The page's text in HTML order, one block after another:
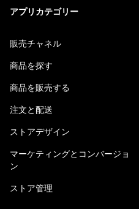
アプリカテゴリー
販売チャネル
商品を探す
商品を販売する
注文と配送
ストアデザイン
マーケティングとコンバージョ
ン
ストア管理